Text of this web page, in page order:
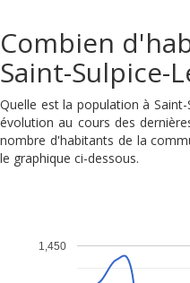
Combien
Saint-Sulpice-
Quelle est la population à
évolution au cours des
nombre d'habitants de la
le graphique ci-dessous.
1,450